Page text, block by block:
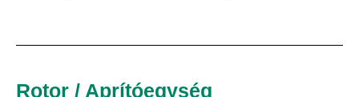
Rotor / Aprítóegység